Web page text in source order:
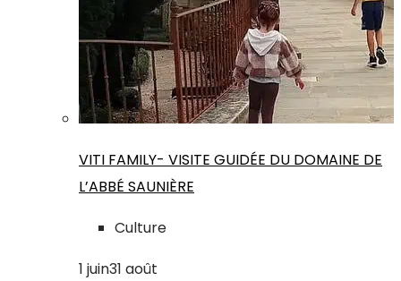
VITI FAMILY- VISITE GUIDÉE DU DOMAINE DE
L’ABBÉ SAUNIÈRE
Culture
1 juin31 août